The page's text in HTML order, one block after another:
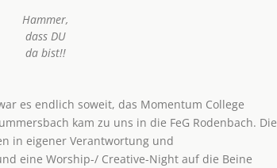
Hammer,
dass DU
da bist!!
es endlich soweit, das Momentum College
kam zu uns in die FeG Rodenbach. Die
in eigener Verantwortung und
eine Worship-/ Creative-Night auf die Beine